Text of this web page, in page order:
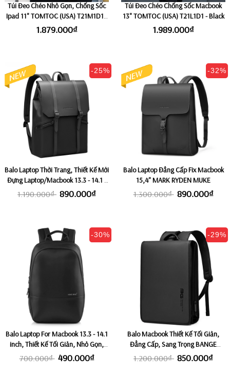
Túi Đeo Chéo Nhỏ Gọn, Chống Sốc
Ipad 11" TOMTOC (USA) T21M1D1 -
Black
1.879.000₫
Túi Đeo Chéo Chống Sốc Macbook
13" TOMTOC (USA) T21L1D1 - Black
1.989.000₫
-25%
Balo Laptop Thời Trang, Thiết Kế Mới
Đựng Laptop/Macbook 13.3 - 14.1 -
15 inch MARK RYDEN DEREK
1.190.000₫ 890.000₫
-32%
Balo Laptop Đẳng Cấp Fix Macbook
15,4" MARK RYDEN MUKE
1.300.000₫ 890.000₫
-30%
Balo Laptop For Macbook 13.3 - 14.1
inch, Thiết Kế Tối Giản, Nhỏ Gọn,
Siêu Nhẹ KINGBAG ERIC
700.000₫ 490.000₫
-29%
Balo Macbook Thiết Kế Tối Giản,
Đẳng Cấp, Sang Trọng BANGE
BRADO
1.200.000₫ 850.000₫